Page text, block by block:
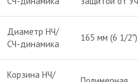
Диаметр НЧ/
СЧ-динамика
165 мм (6 1/2″)
Корзина НЧ/